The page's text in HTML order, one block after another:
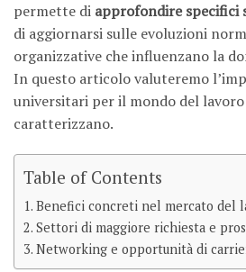
permette di approfondire specifici
di aggiornarsi sulle evoluzioni
organizzative che influenzano la
In questo articolo valuteremo
universitari per il mondo del lavoro
caratterizzano.
Table of Contents
Benefici concreti nel mercato del
Settori di maggiore richiesta e
Networking e opportunità di